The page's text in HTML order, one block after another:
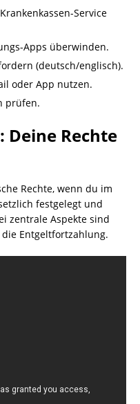
Service
Apps überwinden.
(deutsch/englisch).
oder App nutzen.
prüfen.
Deine Rechte
Rechte, wenn du im
festgelegt und
zentrale Aspekte sind
Entgeltfortzahlung.